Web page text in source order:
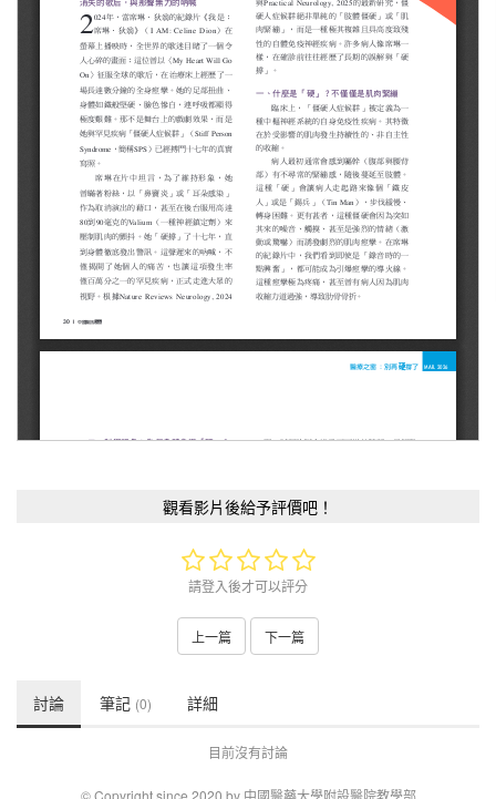
觀看影片後給予評價吧！
請登入後才可以評分
上一篇 下一篇
討論 筆記 (0) 詳細
目前沒有討論
© Copyright since 2020 by 中國醫藥大學附設醫院教學部